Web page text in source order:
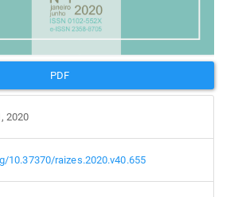
PDF
2020
10.37370/raizes.2020.v40.655